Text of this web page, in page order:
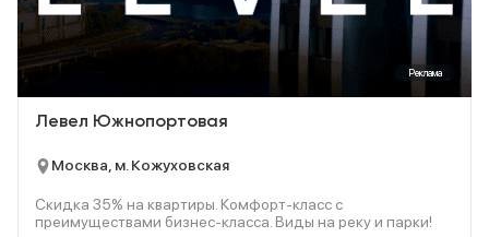
Реклама
Левел Южнопортовая
Москва, м. Кожуховская
Скидка 35% на квартиры. Комфорт-класс с
преимуществами бизнес-класса. Виды на реку и парки!